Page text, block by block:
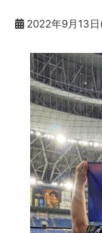
2022年9月13日